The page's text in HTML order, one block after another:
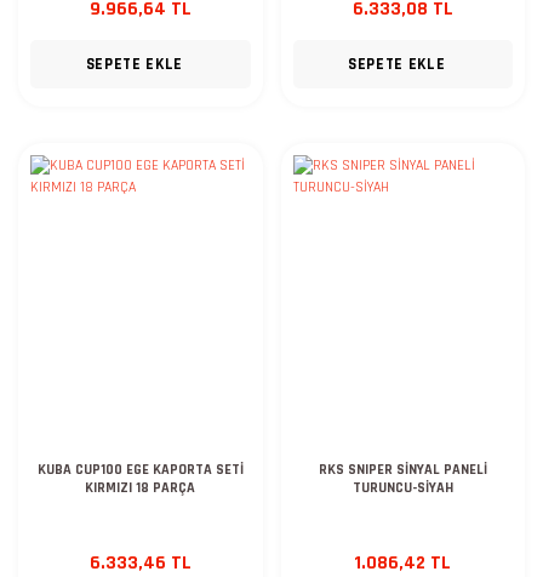
9.966,64 TL
SEPETE EKLE
6.333,08 TL
SEPETE EKLE
KUBA CUP100 EGE KAPORTA SETİ
KIRMIZI 18 PARÇA
6.333,46 TL
RKS SNIPER SİNYAL PANELİ
TURUNCU-SİYAH
1.086,42 TL